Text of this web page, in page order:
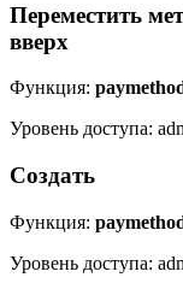
Переместить
вверх
Функция:
Уровень доступа:
Создать
Функция:
Уровень доступа: